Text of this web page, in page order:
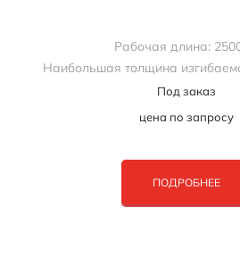
Рабочая длина:
Наибольшая толщина
Под заказ
цена по запросу
ПОДРОБНЕЕ